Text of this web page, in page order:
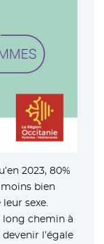
2023, 80%
bien
sexe.
chemin à
l’égale